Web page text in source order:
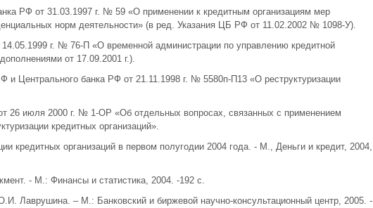
РФ от 31.03.1997 г. № 59 «О применении к кредитным организациям мер
норм деятельности» (в ред. Указания ЦБ РФ от 11.02.2002 № 1098-У).
г. № 76-П «О временной администрации по управлению кредитной
от 17.09.2001 г.).
и Центрального банка РФ от 21.11.1998 г. № 5580п-П13 «О реструктуризации
26 июля 2000 г. № 1-ОР «Об отдельных вопросах, связанных с применением
кредитных организаций».
кредитных организаций в первом полугодии 2004 года. - М., Деньги и кредит, 2004,
- М.: Финансы и статистика, 2004. -192 с.
Лаврушина. – М.: Банковский и биржевой научно-консультационный центр, 2005. -